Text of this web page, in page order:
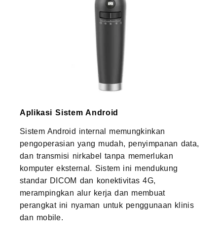
Aplikasi Sistem Android
Sistem Android internal memungkinkan
pengoperasian yang mudah, penyimpanan data,
dan transmisi nirkabel tanpa memerlukan
komputer eksternal. Sistem ini mendukung
standar DICOM dan konektivitas 4G,
merampingkan alur kerja dan membuat
perangkat ini nyaman untuk penggunaan klinis
dan mobile.